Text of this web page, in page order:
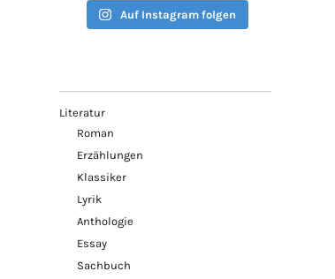
Auf Instagram folgen
Literatur
Roman
Erzählungen
Klassiker
Lyrik
Anthologie
Essay
Sachbuch